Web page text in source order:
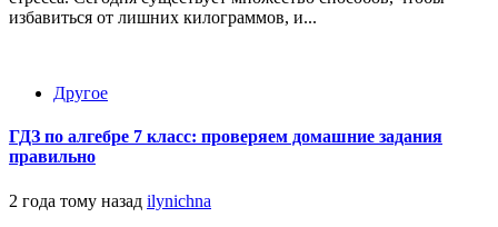
избавиться от лишних килограммов, и...
Другое
ГДЗ по алгебре 7 класс: проверяем домашние задания
правильно
2 года тому назад ilynichna